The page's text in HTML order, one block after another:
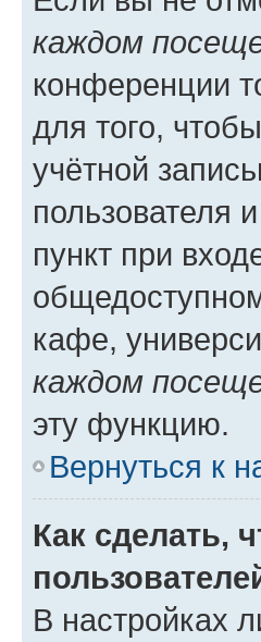
каждом
конференции
для того,
учётной
пользователя
пункт при
кафе,
каждом
эту функцию.
Вернуться к
Как сделать,
В настройках